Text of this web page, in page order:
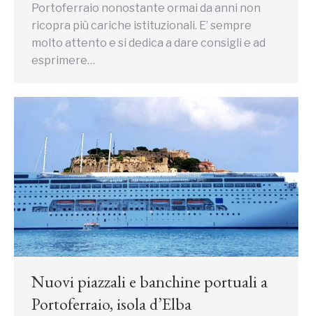
Portoferraio nonostante ormai da anni non
ricopra più cariche istituzionali. E’ sempre
molto attento e si dedica a dare consigli e ad
esprimere…
Nuovi piazzali e banchine portuali a
Portoferraio, isola d’Elba